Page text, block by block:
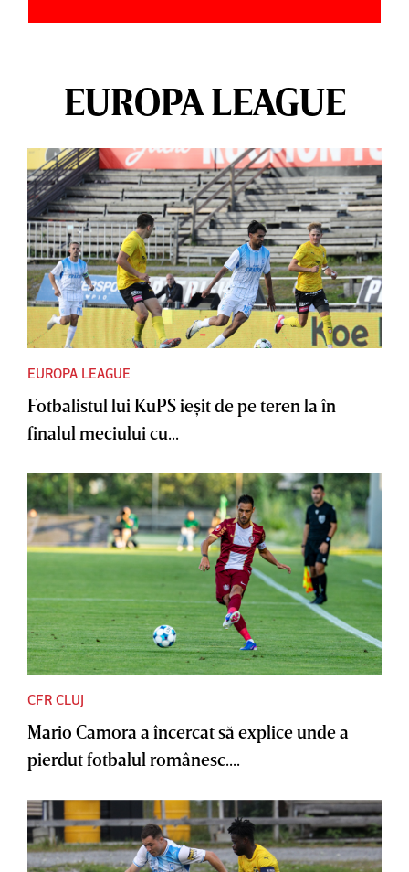
EUROPA LEAGUE
EUROPA LEAGUE
Fotbalistul lui KuPS ieşit de pe teren la în
finalul meciului cu...
CFR CLUJ
Mario Camora a încercat să explice unde a
pierdut fotbalul românesc....